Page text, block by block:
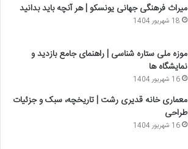
میراث فرهنگی جهانی یونسکو | هر آنچه باید بدانید
18 شهریور 1404
موزه ملی ستاره شناسی | راهنمای جامع بازدید و
نمایشگاه ها
16 شهریور 1404
معماری خانه قدیری رشت | تاریخچه، سبک و جزئیات
طراحی
16 شهریور 1404